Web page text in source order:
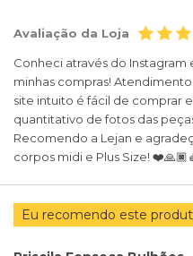
Avaliação da Loja
Conheci através do
minhas compras!
site intuito é fácil de comprar
quantitativo de fotos das
Recomendo a Lejan e
corpos midi e Plus Size!
Eu recomendo este